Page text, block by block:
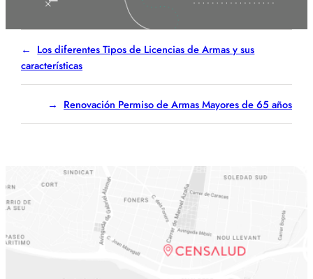
Los diferentes Tipos de Licencias de Armas y sus
características
Renovación Permiso de Armas Mayores de 65 años